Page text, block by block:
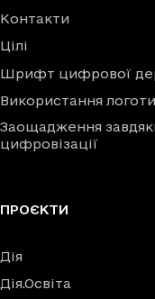
Контакти
Цілі
Шрифт цифрової
Використання
Заощадження
цифровізації
ПРОЄКТИ
Дія
Дія.Освіта